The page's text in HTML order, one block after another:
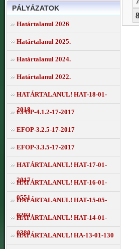
PÁLYÁZATOK
Határtalanul 2026
Határtalanul 2025.
Határtalanul 2024.
Határtalanul 2022.
HATÁRTALANUL! HAT-18-01-
2018
EFOP-4.1.2-17-2017
EFOP-3.2.5-17-2017
EFOP-3.3.5-17-2017
HATÁRTALANUL! HAT-17-01-
2017
HATÁRTALANUL! HAT-16-01-
0551
HATÁRTALANUL! HAT-15-05-
0293
HATÁRTALANUL! HAT-14-01-
0380
HATÁRTALANUL! HA-13-01-130